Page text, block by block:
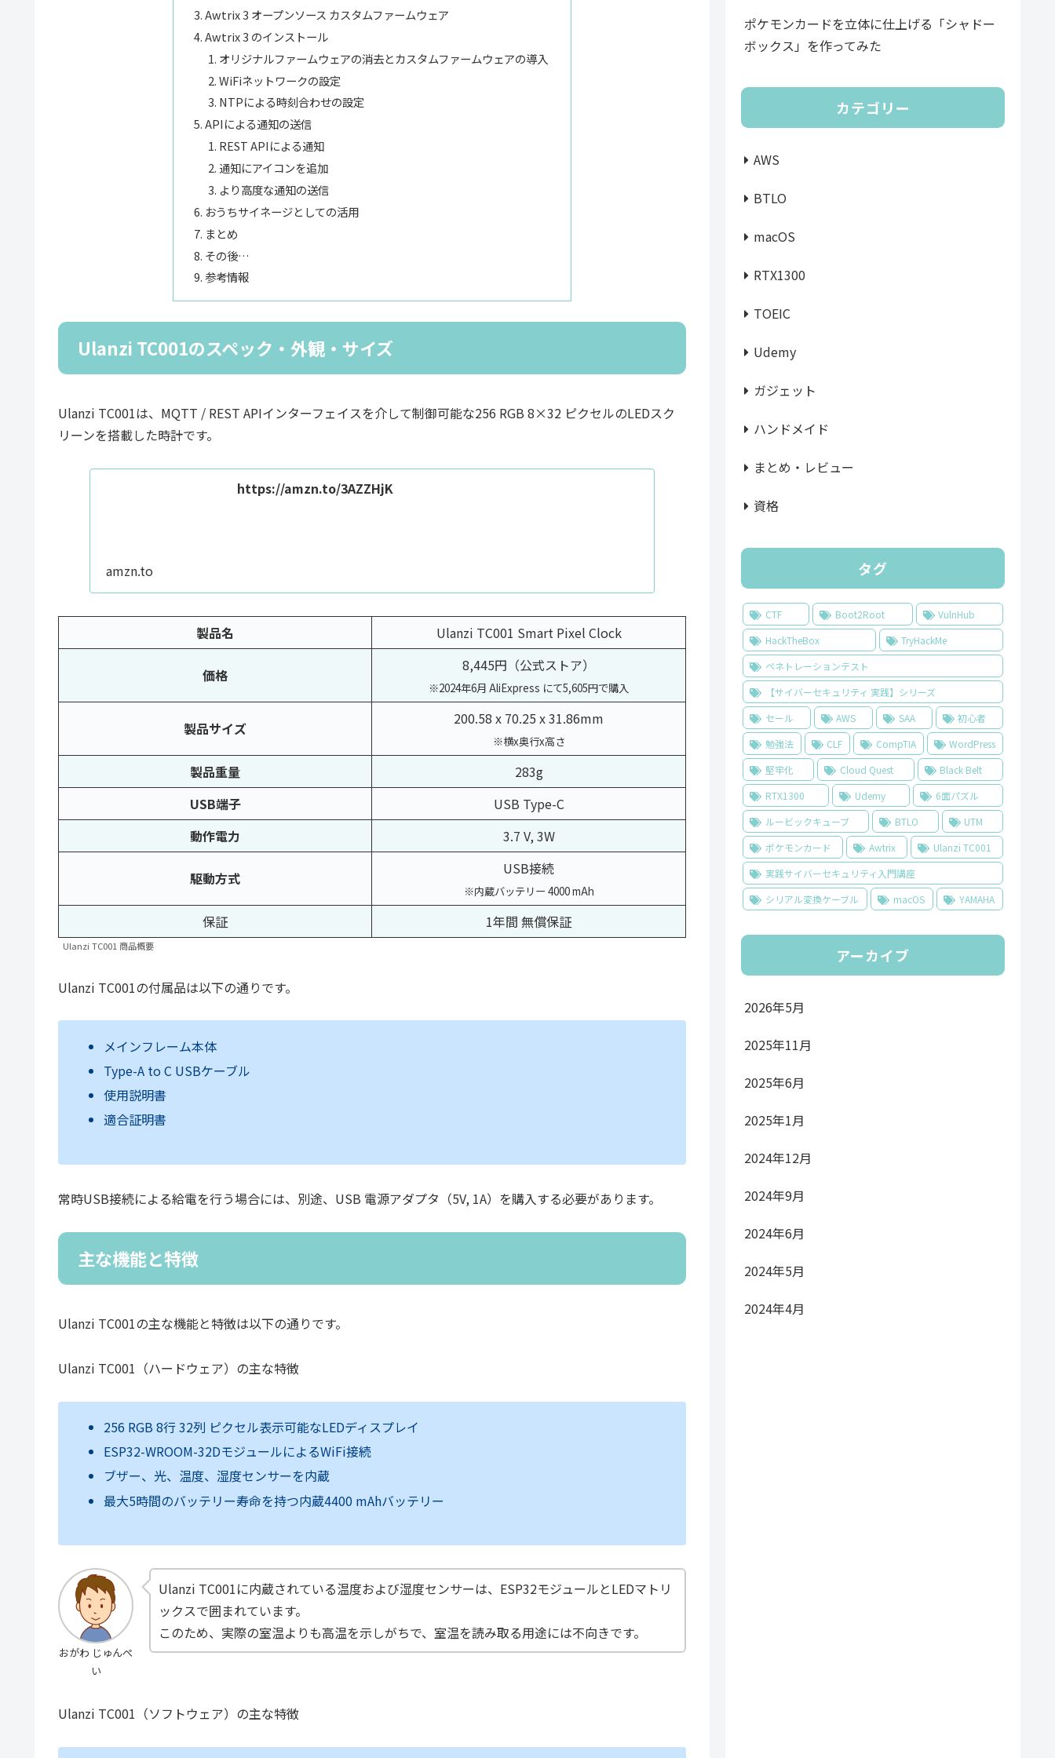
Awtrix 3 オープンソース カスタムファームウェア
Awtrix 3 のインストール
オリジナルファームウェアの消去とカスタムファームウェアの導入
WiFiネットワークの設定
NTPによる時刻合わせの設定
APIによる通知の送信
REST APIによる通知
通知にアイコンを追加
より高度な通知の送信
おうちサイネージとしての活用
まとめ
その後…
参考情報
Ulanzi TC001のスペック・外観・サイズ
Ulanzi TC001は、MQTT / REST APIインターフェイスを介して制御可能な256 RGB 8×32 ピクセルのLEDスク
リーンを搭載した時計です。
https://amzn.to/3AZZHjK
amzn.to
製品名 Ulanzi TC001 Smart Pixel Clock
価格
8,445円（公式ストア）
※2024年6月 AliExpress にて5,605円で購入
製品サイズ
200.58 x 70.25 x 31.86mm
※横x奥行x高さ
製品重量
283g
USB端子
USB Type-C
動作電力
3.7 V, 3W
駆動方式
USB接続
※内蔵バッテリー 4000 mAh
保証 1年間 無償保証
Ulanzi TC001 商品概要
Ulanzi TC001の付属品は以下の通りです。
メインフレーム本体
Type-A to C USBケーブル
使用説明書
適合証明書
常時USB接続による給電を行う場合には、別途、USB 電源アダプタ（5V, 1A）を購入する必要があります。
主な機能と特徴
Ulanzi TC001の主な機能と特徴は以下の通りです。
Ulanzi TC001（ハードウェア）の主な特徴
256 RGB 8行 32列 ピクセル表示可能なLEDディスプレイ
ESP32-WROOM-32DモジュールによるWiFi接続
ブザー、光、温度、湿度センサーを内蔵
最大5時間のバッテリー寿命を持つ内蔵4400 mAhバッテリー
おがわ じゅんぺ
い
Ulanzi TC001に内蔵されている温度および湿度センサーは、ESP32モジュールとLEDマトリ
ックスで囲まれています。
このため、実際の室温よりも高温を示しがちで、室温を読み取る用途には不向きです。
Ulanzi TC001（ソフトウェア）の主な特徴
ポケモンカードを立体に仕上げる「シャドー
ボックス」を作ってみた
カテゴリー
AWS
BTLO
macOS
RTX1300
TOEIC
Udemy
ガジェット
ハンドメイド
まとめ・レビュー
資格
タグ
CTF Boot2Root
VulnHub
HackTheBox
TryHackMe
ペネトレーションテスト
【サイバーセキュリティ 実践】シリーズ
セール
AWS SAA
初心者
勉強法
CLF CompTIA
WordPress
堅牢化
Cloud Quest
Black Belt
RTX1300
Udemy
6面パズル
ルービックキューブ
BTLO
UTM
ポケモンカード
Awtrix
Ulanzi TC001
実践サイバーセキュリティ入門講座
シリアル変換ケーブル
macOS YAMAHA
アーカイブ
2026年5月
2025年11月
2025年6月
2025年1月
2024年12月
2024年9月
2024年6月
2024年5月
2024年4月